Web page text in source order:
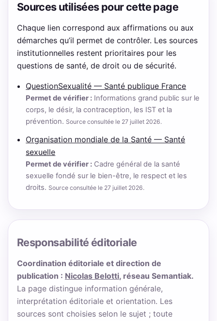
Sources utilisées pour cette page
Chaque lien correspond aux affirmations ou aux
démarches qu’il permet de contrôler. Les sources
institutionnelles restent prioritaires pour les
questions de santé, de droit ou de sécurité.
QuestionSexualité — Santé publique France
Permet de vérifier : Informations grand public sur le
corps, le désir, la contraception, les IST et la
prévention. Source consultée le 27 juillet 2026.
Organisation mondiale de la Santé — Santé
sexuelle
Permet de vérifier : Cadre général de la santé
sexuelle fondé sur le bien-être, le respect et les
droits. Source consultée le 27 juillet 2026.
Responsabilité éditoriale
Coordination éditoriale et direction de
publication : Nicolas Belotti, réseau Semantiak.
La page distingue information générale,
interprétation éditoriale et orientation. Les
sources sont choisies selon le sujet ; toute